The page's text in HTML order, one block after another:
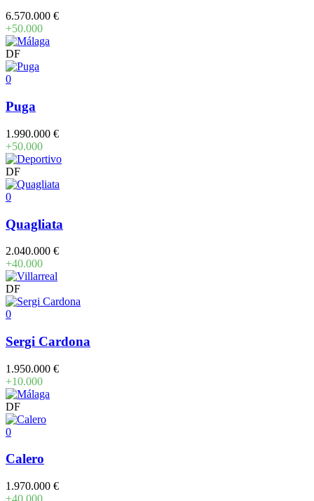
6.570.000 €
+50.000
DF
0
Puga
1.990.000 €
+50.000
DF
0
Quagliata
2.040.000 €
+40.000
DF
0
Sergi Cardona
1.950.000 €
+10.000
DF
0
Calero
1.970.000 €